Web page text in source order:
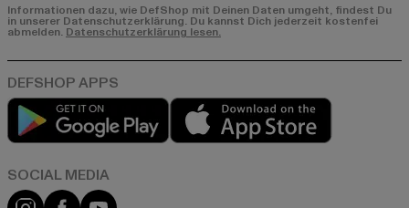
Informationen dazu, wie DefShop mit Deinen Daten umgeht, findest Du
in unserer Datenschutzerklärung. Du kannst Dich jederzeit kostenfei
abmelden. Datenschutzerklärung lesen.
Play market
Instagram
FacebookYouTube